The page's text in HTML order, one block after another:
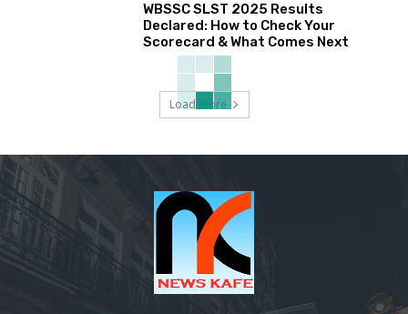
WBSSC SLST 2025 Results
Declared: How to Check Your
Scorecard & What Comes Next
Load more